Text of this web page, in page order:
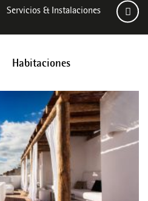
Servicios & Instalaciones
Habitaciones